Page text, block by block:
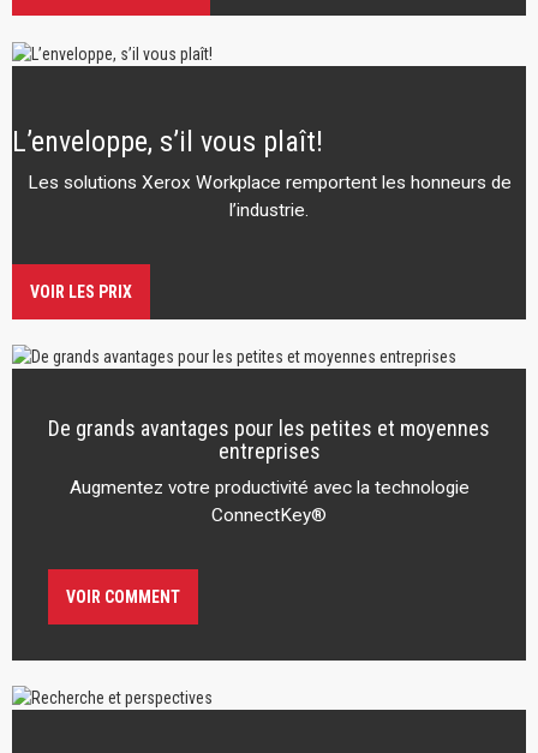
L’enveloppe, s’il vous plaît!
Les solutions Xerox Workplace remportent les honneurs de
l’industrie.
VOIR LES PRIX
De grands avantages pour les petites et moyennes
entreprises
Augmentez votre productivité avec la technologie
ConnectKey®
VOIR COMMENT